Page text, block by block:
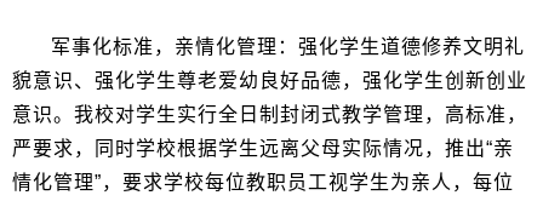
军事化标准，亲情化管理：强化学生道德修养文明礼
貌意识、强化学生尊老爱幼良好品德，强化学生创新创业
意识。我校对学生实行全日制封闭式教学管理，高标准，
严要求，同时学校根据学生远离父母实际情况，推出“亲
情化管理”，要求学校每位教职员工视学生为亲人，每位